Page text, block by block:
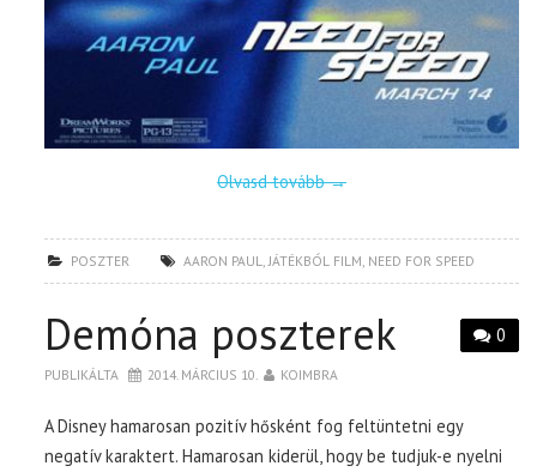
Olvasd tovább→
POSZTER AARON PAUL JÁTÉKBÓL FILM NEED FOR SPEED
0
Demóna poszterek
PUBLIKÁLTA 2014. MÁRCIUS 10. KOIMBRA
A Disney hamarosan pozitív hősként fog feltüntetni egy
negatív karaktert. Hamarosan kiderül, hogy be tudjuk-e nyelni